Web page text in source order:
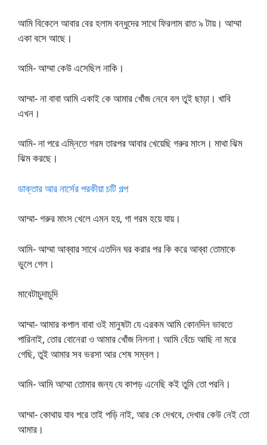
আমি বিকেলে আবার বের হলাম বন্ধুদের সাথে ফিরলাম রাত ৯ টায়। আম্মা
একা বসে আছে।
আমি- আম্মা কেউ এসেছিল নাকি।
আম্মা- না বাবা আমি একাই কে আমার খোঁজ নেবে বল তুই ছাড়া। খাবি
এখন।
আমি- না পরে এম্নিতে গরম তারপর আবার খেয়েছি গরুর মাংস। মাথা ঝিম
ঝিম করছে।
ডাক্তার আর নার্সের পরকীয়া চটি গল্প
আম্মা- গরুর মাংস খেলে এমন হয়, গা গরম হয়ে যায়।
আমি- আম্মা আব্বার সাথে এতদিন ঘর করার পর কি করে আব্বা তোমাকে
ভুলে গেল।
মাবেটাচুদাচুদি
আম্মা- আমার কপাল বাবা ওই মানুষটা যে এরকম আমি কোনদিন ভাবতে
পারিনাই, তোর বোনেরা ও আমার খোঁজ নিলনা। আমি বেঁচে আছি না মরে
গেছি, তুই আমার সব ভরসা আর শেষ সম্বল।
আমি- আমি আম্মা তোমার জন্য যে কাপড় এনেছি কই তুমি তো পরনি।
আম্মা- কোথায় যাব পরে তাই পড়ি নাই, আর কে দেখবে, দেখার কেউ নেই তো
আমার।